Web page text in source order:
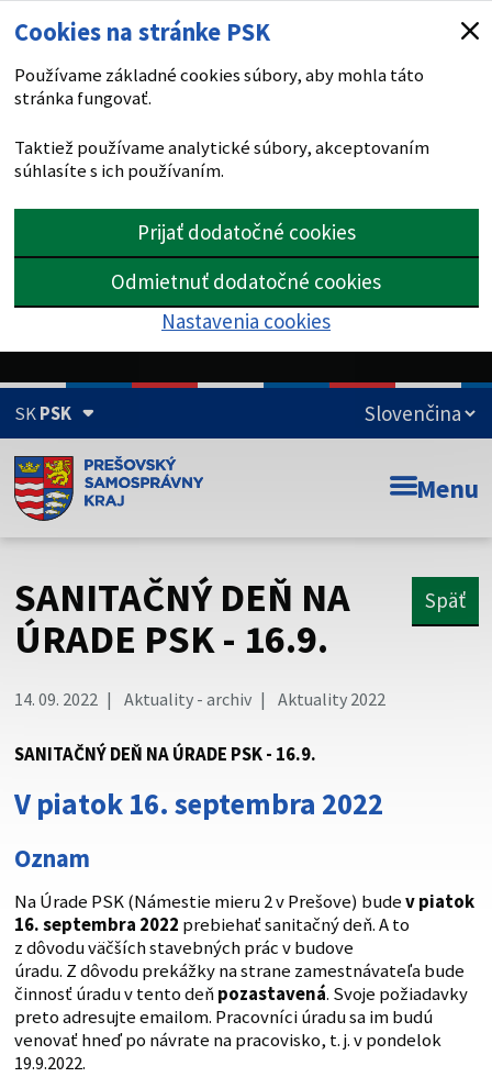
Cookies na stránke PSK
Používame základné cookies súbory, aby mohla táto
stránka fungovať.
Taktiež používame analytické súbory, akceptovaním
súhlasíte s ich používaním.
Prijať dodatočné cookies
Odmietnuť dodatočné cookies
Nastavenia cookies
SKPSK
Doména psk.sk je oficiálna
Toto je oficiálna webová stránka Prešovského
Táto stránka je zabezpečená
cez zabezpečenú webovú stránku. Zabezpečená stránka
vždy začína https:// pred názvom domény webového sídla.
Menu
SANITAČNÝ DEŇ NA
ÚRADE PSK - 16.9.
Späť
14. 09. 2022 Aktuality - archiv Aktuality 2022
SANITAČNÝ DEŇ NA ÚRADE PSK - 16.9.
V piatok 16. septembra 2022
Oznam
Na Úrade PSK (Námestie mieru 2 v Prešove) budev piatok
16. septembra 2022 prebiehať sanitačný deň. A to
z dôvodu väčších stavebných prác v budove
úradu. Z dôvodu prekážky na strane zamestnávateľa bude
činnosť úradu v tento deňpozastavená. Svoje požiadavky
preto adresujte emailom. Pracovníci úradu sa im budú
venovať hneď po návrate na pracovisko, t. j. v pondelok
19.9.2022.